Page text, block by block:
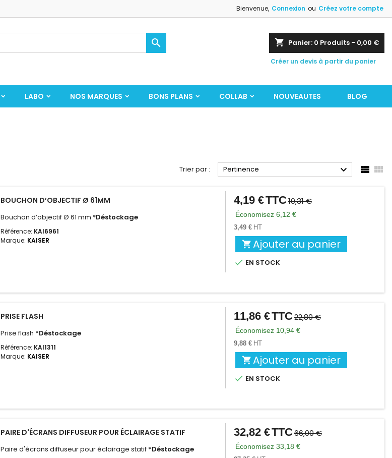
Bienvenue, Connexion ou Créez votre compte
shopping_cart Panier: 0 Produits - 0,00 €
Créer un devis à partir du panier

LABO NOS MARQUES BONS PLANS COLLAB NOUVEAUTES BLOG
Trier par : Pertinence   
BOUCHON D’OBJECTIF Ø 61MM
Bouchon d’objectif Ø 61 mm *Déstockage
Référence: KAI6961
Marque: KAISER
Prix
Prix
de
base
4,19 €TTC10,31 €
Économisez 6,12 €
3,49 € HT
 Ajouter au panier
 EN STOCK
PRISE FLASH
Prise flash *Déstockage
Référence: KAI1311
Marque: KAISER
Prix
Prix
de
base
11,86 €TTC22,80 €
Économisez 10,94 €
9,88 € HT
 Ajouter au panier
 EN STOCK
PAIRE D'ÉCRANS DIFFUSEUR POUR ÉCLAIRAGE STATIF
Paire d'écrans diffuseur pour éclairage statif *Déstockage
Prix
Prix
de
32,82 €TTC66,00 €
Économisez 33,18 €